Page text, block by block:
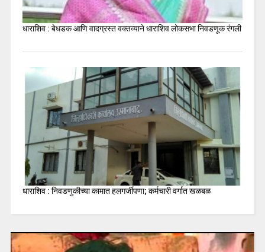
धाराशिव : बेधडक आणि वादग्रस्त वक्तव्याने धाराशिव लोकसभा निवडणूक रंगली
धाराशिव : निवडणुकीच्या कामात हलगर्जीपणा; कर्मचारी वर्गात खळबळ